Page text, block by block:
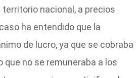
nacional, a precios
ha entendido que la
de lucro, ya que se cobraba
no se remuneraba a los